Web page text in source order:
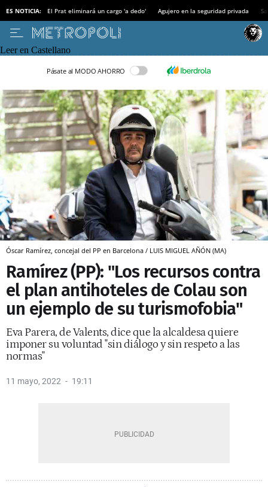
ES NOTICIA: El Prat eliminará un cargo 'a dedo' Agujero en la seguridad privada
Leer en Castellano
Pásate al MODO AHORRO
Óscar Ramírez, concejal del PP en Barcelona / LUIS MIGUEL AÑÓN (MA)
Ramírez (PP): "Los recursos contra
el plan antihoteles de Colau son
un ejemplo de su turismofobia"
Eva Parera, de Valents, dice que la alcaldesa quiere
imponer su voluntad "sin diálogo y sin respeto a las
normas"
11 mayo, 2022 19:11